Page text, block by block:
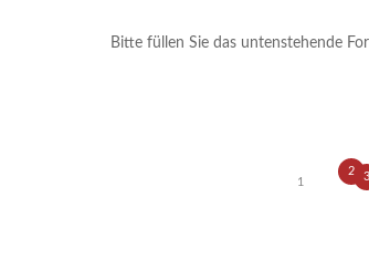
Bitte füllen Sie das untenstehende
1
2 3